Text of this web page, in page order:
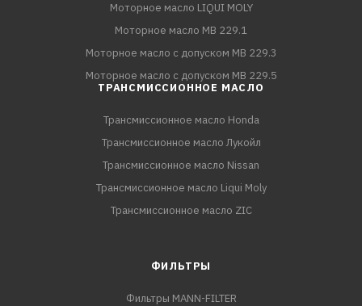
Моторное масло LIQUI MOLY
Моторное масло MB 229.1
Моторное масло с допуском MB 229.3
Моторное масло с допуском MB 229.5
ТРАНСМИССИОННОЕ МАСЛО
Трансмиссионное масло Honda
Трансмиссионное масло Лукойл
Трансмиссионное масло Nissan
Трансмиссионное масло Liqui Moly
Трансмиссионное масло ZIC
ФИЛЬТРЫ
Фильтры MANN-FILTER